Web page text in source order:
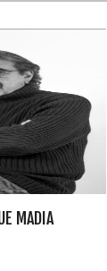
MADIA